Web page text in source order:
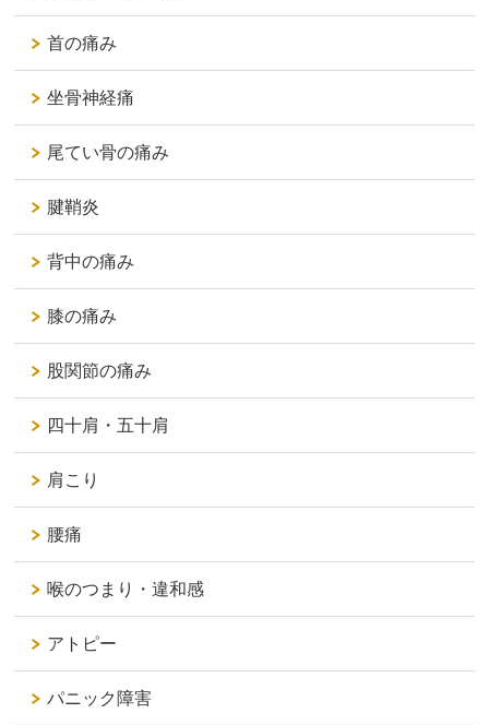
首の痛み
坐骨神経痛
尾てい骨の痛み
腱鞘炎
背中の痛み
膝の痛み
股関節の痛み
四十肩・五十肩
肩こり
腰痛
喉のつまり・違和感
アトピー
パニック障害